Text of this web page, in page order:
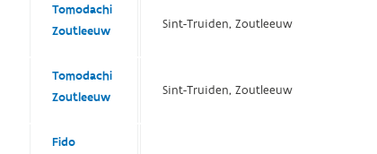
Tomodachi
Zoutleeuw
Sint-Truiden, Zoutleeuw
Tomodachi
Zoutleeuw
Sint-Truiden, Zoutleeuw
Fido